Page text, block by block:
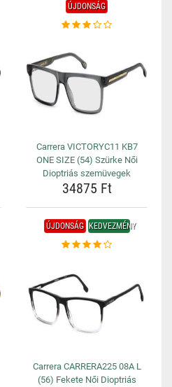
ÚJDONSÁG
Carrera VICTORYC11 KB7
ONE SIZE (54) Szürke Női
Dioptriás szemüvegek
34875 Ft
ÚJDONSÁG KEDVEZMÉNY
Carrera CARRERA225 08A L
(56) Fekete Női Dioptriás